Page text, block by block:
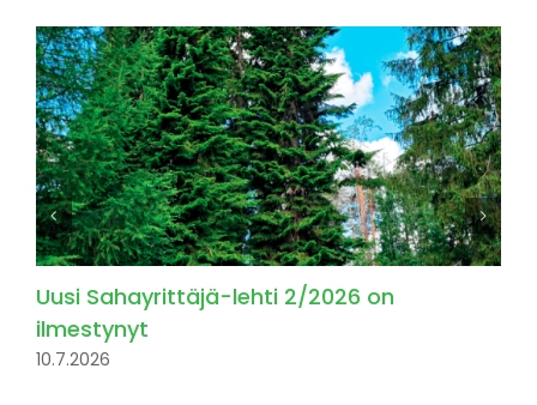
Uusi Sahayrittäjä-lehti 2/2026 on
ilmestynyt
10.7.2026